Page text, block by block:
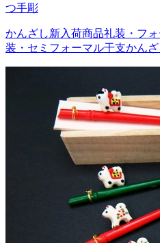
つ手彫
かんざし新入荷商品礼装・フ
装・セミフォーマル干支かんざ